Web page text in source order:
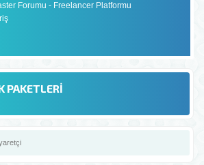
Forumu - Freelancer Platformu
PAKETLERI